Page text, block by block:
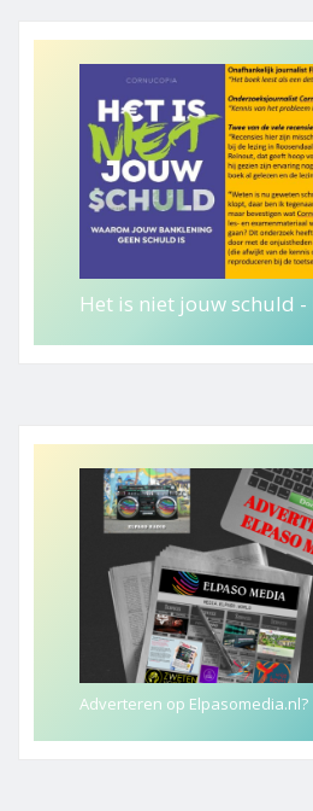
Het is niet jouw schuld -
Adverteren op Elpasomedia.nl?